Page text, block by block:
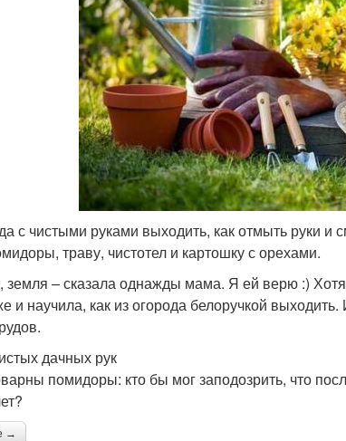
с чистыми руками выходить, как отмыть руки и
траву, чистотел и картошку с орехами.
земля – сказала однажды мама. Я ей верю :)
и научила, как из огорода белоручкой выходить.
дачных рук
помидоры: кто бы мог заподозрить, что
→